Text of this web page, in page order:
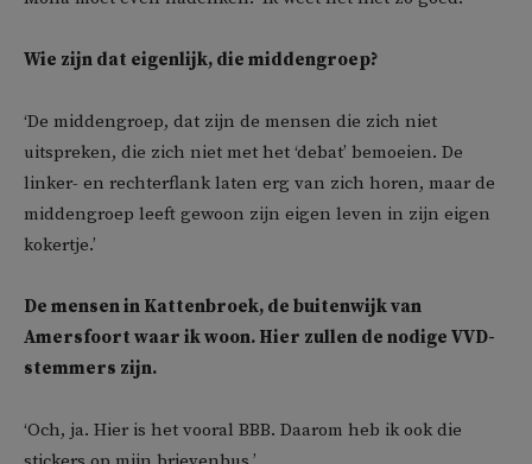
Wie zijn dat eigenlijk, die middengroep?
‘De middengroep, dat zijn de mensen die zich niet
uitspreken, die zich niet met het ‘debat’ bemoeien. De
linker- en rechterflank laten erg van zich horen, maar de
middengroep leeft gewoon zijn eigen leven in zijn eigen
kokertje.’
De mensen in Kattenbroek, de buitenwijk van
Amersfoort waar ik woon. Hier zullen de nodige VVD-
stemmers zijn.
‘Och, ja. Hier is het vooral BBB. Daarom heb ik ook die